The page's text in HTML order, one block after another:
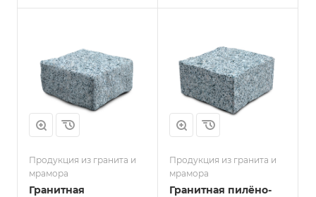
Продукция из гранита и
мрамора
Гранитная
Продукция из гранита и
мрамора
Гранитная пилёно-